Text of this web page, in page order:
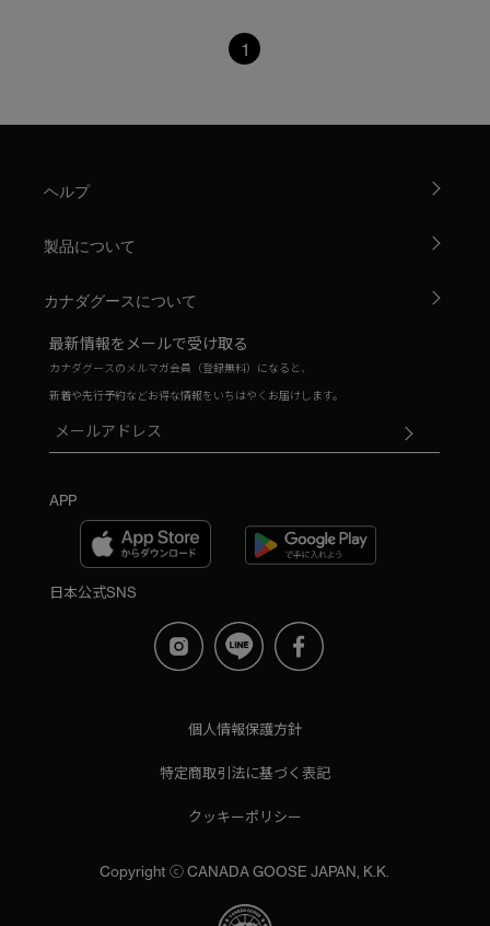
1
ヘルプ
製品について
カナダグースについて
最新情報をメールで受け取る
カナダグースのメルマガ会員（登録無料）になると、
新着や先行予約などお得な情報をいちはやくお届けします。
APP
日本公式SNS
個人情報保護方針
特定商取引法に基づく表記
クッキーポリシー
Copyright ⓒ CANADA GOOSE JAPAN, K.K.